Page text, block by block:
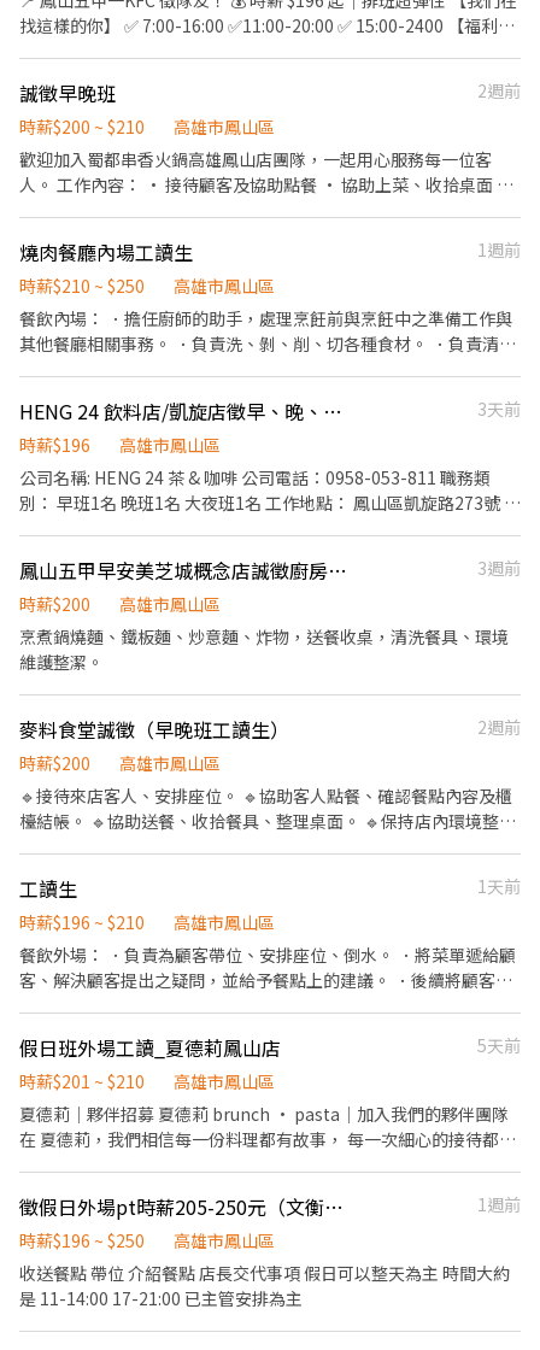
存盤點 等 ⭕獎金福利 ▪生日禮券 ▪員工用餐優惠 ▪年度健檢及津
3,000~10,000元獎金 ⭕企業魅力 ▪加班費按每分鐘計算，重視員
工的辛勤付出。 ▪實力主義不論年資，且制度完善、升遷調薪快
速，適合具有企圖心的您。 ▪學習日系企業商業禮儀、餐飲相關專
業技能，並能接觸店舖經營管理。 ▪展店計畫涵蓋全台灣，目標成
為台灣第一迴轉壽司品牌。 ▪傾聽員工訴求，共同打造「以人為
本」的舒適工作環境。
找這樣的你】 ✅ 7:00-16:00 ✅11:00-20:00 ✅ 15:00-2400 【福利香
🙅)
誠徵早晚班
2週前
時薪$200 ~ $210
高雄市鳳山區
歡迎加入蜀都串香火鍋高雄鳳山店團隊，一起用心服務每一位客
人。 工作內容： • 接待顧客及協助點餐 • 協助上菜、收拾桌面 ·
餐點福利 • 彈性排班好安排 即使沒經驗也可應徵，我們樂意做你學
習的第一步。
燒肉餐廳內場工讀生
1週前
時薪$210 ~ $250
高雄市鳳山區
餐飲內場： ．擔任廚師的助手，處理烹飪前與烹飪中之準備工作與
其他餐廳相關事務。 ．負責洗、剝、削、切各種食材。 ．負責清理
HENG 24 飲料店/凱旋店徵早、晚、大夜班
3天前
時薪$196
高雄市鳳山區
公司名稱: HENG 24 茶 & 咖啡 公司電話：0958-053-811 職務類
別： 早班1名 晚班1名 大夜班1名 工作地點： 鳳山區凱旋路273號 工
我約面試時間 2.到店內投履歷 工作內容： ・飲品調製 ・櫃檯點單
・環境整理與清潔維護 ・簡易盤點原物料 徵的不是員工，是一起打
拼的神隊友 如果你： ✔ 不怕忙 ✔ 有禮貌會微笑 ✔ 想賺錢也想學技
能 那很適合來我們店！ 我們有： ✨ 員工福利 ✨ 彈性排班 ✨ 升遷加
鳳山五甲早安美芝城概念店誠徵廚房助手
3週前
時薪$200
高雄市鳳山區
烹煮鍋燒麵、鐵板麵、炒意麵、炸物，送餐收桌，清洗餐具、環境
維護整潔。
麥料食堂誠徵（早晚班工讀生）
2週前
時薪$200
高雄市鳳山區
🔹接待來店客人、安排座位。 🔹協助客人點餐、確認餐點內容及櫃
檯結帳。 🔹協助送餐、收拾餐具、整理桌面。 🔹保持店內環境整
他店務工作。 🔹配合主管交辦事項，與夥伴互相支援。 🔹偶爾需配
合外送 ❤️ 我們想找這樣的夥伴❤️ 我們相信，一位好的夥伴，不一定
要有豐富的餐飲經驗。 但一定要有： ✅一句親切的「您好」 ✅一個
真誠的微笑 😊 ✅一份願意學習的態度 ✅一顆願意為團隊付出的心 ✅
歡迎加入楊家麥料食堂 和我們一起把每一位客人照顧好🤗
工讀生
1天前
時薪$196 ~ $210
高雄市鳳山區
餐飲外場： ．負責為顧客帶位、安排座位、倒水。 ．將菜單遞給顧
客、解決顧客提出之疑問，並給予餐點上的建議。 ．後續將顧客點
負責結帳、收銀等工作。 餐飲內場： ．擔任廚師的助手，處理烹飪
前與烹飪中之準備工作與其他餐廳相關事務。 ．負責洗、剝、削、
切各種食材。 ．負責清理工作環境、設備和餐具。 ．準備不同餐點
所需要的食材。 ．協助測量食材的容量與重量。 ．負責擺盤、打包
假日班外場工讀_夏德莉鳳山店
5天前
時薪$201 ~ $210
高雄市鳳山區
夏德莉｜夥伴招募 夏德莉 brunch • pasta｜加入我們的夥伴團隊
在 夏德莉，我們相信每一份料理都有故事， 每一次細心的接待都是
心。 如果你也喜歡熱情服務、美味料理、溫暖的氛圍 那麼夏德莉就
是讓你一起成長的地方。 ⸻ 我們正在找… 有熱情、肯學、不怕
動手的夥伴 願意一起把服務做好、讓顧客開心的人 工作內容包括
（外場）： ・吧台製作 ・帶位、餐點介紹 ・區域清潔 （所有工作
徵假日外場pt時薪205-250元（文衡店）
1週前
時薪$196 ~ $250
高雄市鳳山區
收送餐點 帶位 介紹餐點 店長交代事項 假日可以整天為主 時間大約
是 11-14:00 17-21:00 已主管安排為主